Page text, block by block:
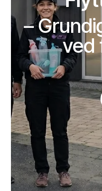
–
ved